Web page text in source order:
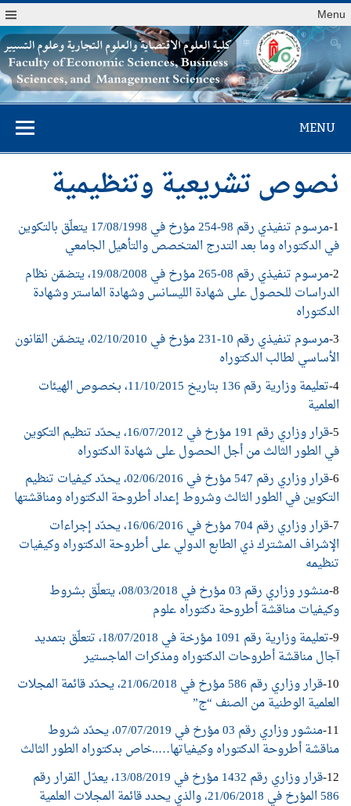
Menu
كلية العلوم
الاقتصادية والعلوم
التجارية وعلوم
التسيير
MENU
نصوص تشريعية وتنظيمية
1-
مرسوم تنفيذي رقم 98-254 مؤرخ في 17/08/1998 يتعلّق بالتكوين
في الدكتوراه وما بعد التدرج المتخصص والتأهيل الجامعي
2-
مرسوم تنفيذي رقم 08-265 مؤرخ في 19/08/2008، يتضمّن نظام
الدراسات للحصول على شهادة الليسانس وشهادة الماستر وشهادة
الدكتوراه
3-
مرسوم تنفيذي رقم 10-231 مؤرخ في 02/10/2010، يتضمّن القانون
الأساسي لطالب الدكتوراه
4-
تعليمة وزارية رقم 136 بتاريخ 11/10/2015، بخصوص الهيئات
العلمية
5-
قرار وزاري رقم 191 مؤرخ في 16/07/2012، يحدّد تنظيم التكوين
في الطور الثالث من أجل الحصول على شهادة الدكتوراه
6-
قرار وزاري رقم 547 مؤرخ في 02/06/2016، يحدّد كيفيات تنظيم
التكوين في الطور الثالث وشروط إعداد أطروحة الدكتوراه ومناقشتها
7-
قرار وزاري رقم 704 مؤرخ في 16/06/2016، يحدّد إجراءات
الإشراف المشترك ذي الطابع الدولي على أطروحة الدكتوراه وكيفيات
تنظيمه
8-
منشور وزاري رقم 03 مؤرخ في 08/03/2018، يتعلّق بشروط
وكيفيات مناقشة أطروحة دكتوراه علوم
9-
تعليمة وزارية رقم 1091 مؤرخة في 18/07/2018، تتعلّق بتمديد
آجال مناقشة أطروحات الدكتوراه ومذكرات الماجستير
10-
قرار وزاري رقم 586 مؤرخ في 21/06/2018، يحدّد قائمة المجلات
العلمية الوطنية من الصنف “ج”
11-
منشور وزاري رقم 03 مؤرخ في 07/07/2019، يحدّد شروط
مناقشة أطروحة الدكتوراه وكيفياتها…..خاص بدكتوراه الطور الثالث
12-
قرار وزاري رقم 1432 مؤرخ في 13/08/2019، يعدّل القرار رقم
586 المؤرخ في 21/06/2018، والذي يحدد قائمة المجلات العلمية